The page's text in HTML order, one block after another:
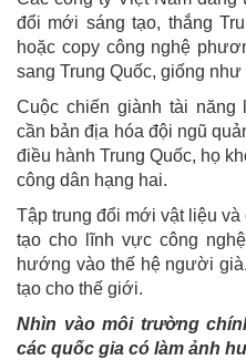
đổi mới sáng tạo, thắng
hoặc copy công nghệ
sang Trung Quốc, giống
Cuộc chiến giành tài năng
cần bản địa hóa đội ngũ
điều hành Trung Quốc, họ
công dân hạng hai.
Tập trung đổi mới vật liệu
tạo cho lĩnh vực công
hướng vào thế hệ người
tạo cho thế giới.
Nhìn vào môi trường
các quốc gia có làm ảnh